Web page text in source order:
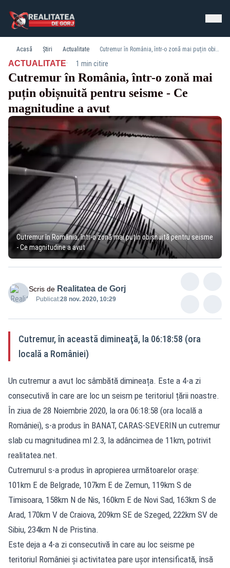
Acasă Știri Actualitate Cutremur în România, într-o zonă mai puțin obișnuită pentru seisme - Ce magnitudine a avut
ACTUALITATE· 1 min citire
Cutremur în România, într-o zonă mai
puțin obișnuită pentru seisme - Ce
magnitudine a avut
Cutremur în România, într-o zonă mai puțin obișnuită pentru seisme
- Ce magnitudine a avut
Scris de Realitatea de Gorj
Publicat:28 nov. 2020, 10:29
Cutremur, în această dimineaţă, la 06:18:58 (ora
locală a României)
Un cutremur a avut loc sâmbătă dimineața. Este a 4-a zi
consecutivă în care are loc un seism pe teritoriul țării noastre.
În ziua de 28 Noiembrie 2020, la ora 06:18:58 (ora locală a
României), s-a produs în BANAT, CARAS-SEVERIN un cutremur
slab cu magnitudinea ml 2.3, la adâncimea de 11km, potrivit
realitatea.net.
Cutremurul s-a produs în apropierea următoarelor oraşe:
101km E de Belgrade, 107km E de Zemun, 119km S de
Timisoara, 158km N de Nis, 160km E de Novi Sad, 163km S de
Arad, 170km V de Craiova, 209km SE de Szeged, 222km SV de
Sibiu, 234km N de Pristina.
Este deja a 4-a zi consecutivă în care au loc seisme pe
teritoriul României și activitatea pare ușor intensificată, însă